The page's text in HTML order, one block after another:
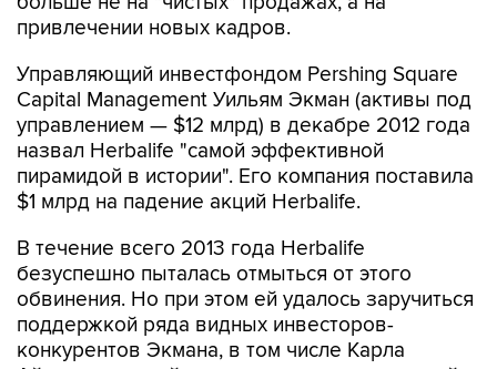
Управляющий инвестфондом Pershing Square
управлением — $12 млрд) в декабре 2012 года
назвал Herbalife "самой эффективной
пирамидой в истории". Его компания поставила
$1 млрд на падение акций Herbalife.
В течение всего 2013 года Herbalife
обвинения. Но при этом ей удалось заручиться
поддержкой ряда видных инвесторов-
конкурентов Экмана, в том числе Карла
Айкана, который рассчитывает на рост акций
компании.